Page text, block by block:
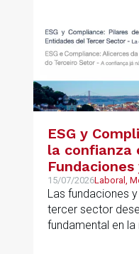
ESG y
la confianza
Tercer
ya no se
construye
15/07/2026Laboral,
Las fundaciones
tercer sector
fundamental en